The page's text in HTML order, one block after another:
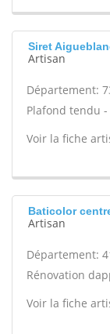
Siret
Artisan
Département:
Plafond tendu -
Voir la fiche
Baticolor
Artisan
Département:
Rénovation
Voir la fiche